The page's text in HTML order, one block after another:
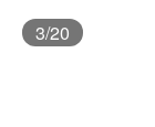
3/20